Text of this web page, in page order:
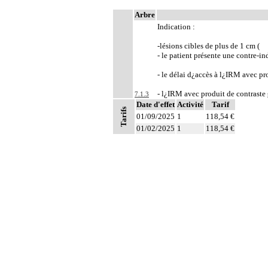
Arbre
7.1.3
Indication :
-lésions cibles de plus de 1 cm (
- le patient présente une contre-
- le délai d¿accès à l¿IRM avec
- l¿IRM avec produit de
- lésions cibles de plus d¿1cm (
- présentant à l¿IRM ou au
Tarifs
Date d'effet Activité
Tarif
01/09/2025 1
118,54 €
01/02/2025 1 118,54 €